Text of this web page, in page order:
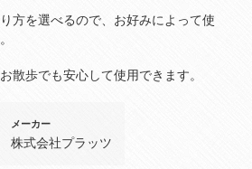
方を選べるので、お好みによって使
散歩でも安心して使用できます。
メーカー
株式会社プラッツ